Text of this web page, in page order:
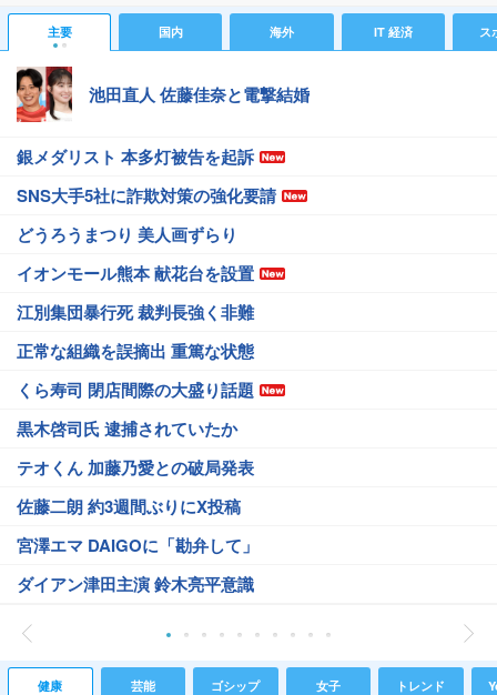
主要 国内 海外 IT 経済 ス
池田直人 佐藤佳奈と電撃結婚
銀メダリスト 本多灯被告を起訴
SNS大手5社に詐欺対策の強化要請
どうろうまつり 美人画ずらり
イオンモール熊本 献花台を設置
江別集団暴行死 裁判長強く非難
正常な組織を誤摘出 重篤な状態
くら寿司 閉店間際の大盛り話題
黒木啓司氏 逮捕されていたか
テオくん 加藤乃愛との破局発表
佐藤二朗 約3週間ぶりにX投稿
宮澤エマ DAIGOに「勘弁して」
ダイアン津田主演 鈴木亮平意識
健康 芸能 ゴシップ 女子 トレンド